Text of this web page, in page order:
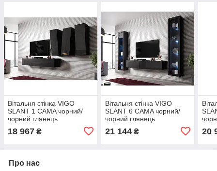
Вітальня стінка VIGO
SLANT 1 CAMA чорний/
чорний глянець
18 967 ₴
Вітальня стінка VIGO
SLANT 6 CAMA чорний/
чорний глянець
21 144₴ 20
Про нас